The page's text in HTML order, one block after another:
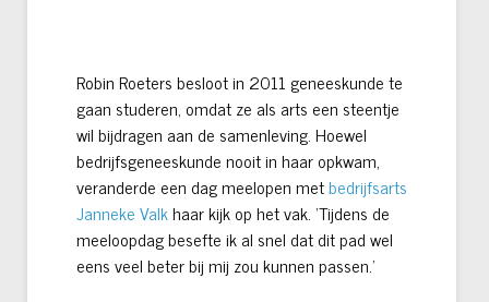
Robin Roeters besloot in 2011 geneeskunde te
gaan studeren, omdat ze als arts een steentje
wil bijdragen aan de samenleving. Hoewel
bedrijfsgeneeskunde nooit in haar opkwam,
veranderde een dag meelopen metbedrijfsarts
Janneke Valkhaar kijk op het vak. ‘Tijdens de
meeloopdag besefte ik al snel dat dit pad wel
eens veel beter bij mij zou kunnen passen.’